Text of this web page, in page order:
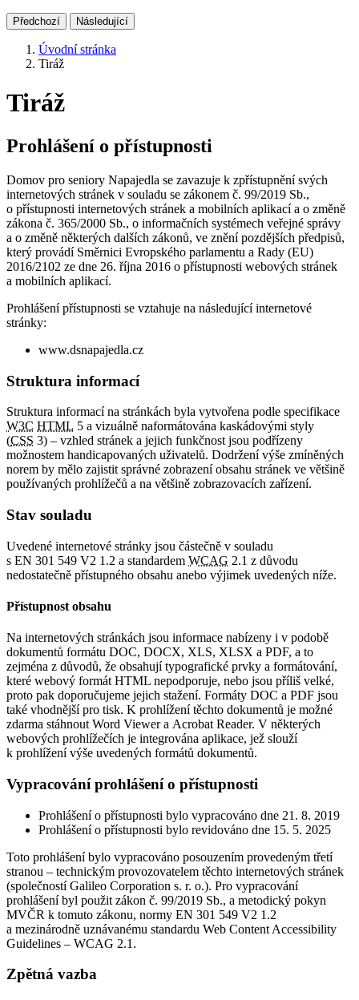
Předchozí Následující
Úvodní stránka
Tiráž
Tiráž
Prohlášení o přístupnosti
Domov pro seniory Napajedla se zavazuje k zpřístupnění svých
internetových stránek v souladu se zákonem č. 99/2019 Sb.,
o přístupnosti internetových stránek a mobilních aplikací a o změně
zákona č. 365/2000 Sb., o informačních systémech veřejné správy
a o změně některých dalších zákonů, ve znění pozdějších předpisů,
který provádí Směrnici Evropského parlamentu a Rady (EU)
2016/2102 ze dne 26. října 2016 o přístupnosti webových stránek
a mobilních aplikací.
Prohlášení přístupnosti se vztahuje na následující internetové
stránky:
www.dsnapajedla.cz
Struktura informací
Struktura informací na stránkách byla vytvořena podle specifikace
W3C HTML 5 a vizuálně naformátována kaskádovými styly
(CSS 3) – vzhled stránek a jejich funkčnost jsou podřízeny
možnostem handicapovaných uživatelů. Dodržení výše zmíněných
norem by mělo zajistit správné zobrazení obsahu stránek ve většině
používaných prohlížečů a na většině zobrazovacích zařízení.
Stav souladu
Uvedené internetové stránky jsou částečně v souladu
s EN 301 549 V2 1.2 a standardem WCAG 2.1 z důvodu
nedostatečně přístupného obsahu anebo výjimek uvedených níže.
Přístupnost obsahu
Na internetových stránkách jsou informace nabízeny i v podobě
dokumentů formátu DOC, DOCX, XLS, XLSX a PDF, a to
zejména z důvodů, že obsahují typografické prvky a formátování,
které webový formát HTML nepodporuje, nebo jsou příliš velké,
proto pak doporučujeme jejich stažení. Formáty DOC a PDF jsou
také vhodnější pro tisk. K prohlížení těchto dokumentů je možné
zdarma stáhnout Word Viewer a Acrobat Reader. V některých
webových prohlížečích je integrována aplikace, jež slouží
k prohlížení výše uvedených formátů dokumentů.
Vypracování prohlášení o přístupnosti
Prohlášení o přístupnosti bylo vypracováno dne 21. 8. 2019
Prohlášení o přístupnosti bylo revidováno dne 15. 5. 2025
Toto prohlášení bylo vypracováno posouzením provedeným třetí
stranou – technickým provozovatelem těchto internetových stránek
(společností Galileo Corporation s. r. o.). Pro vypracování
prohlášení byl použit zákon č. 99/2019 Sb., a metodický pokyn
MVČR k tomuto zákonu, normy EN 301 549 V2 1.2
a mezinárodně uznávanému standardu Web Content Accessibility
Guidelines – WCAG 2.1.
Zpětná vazba